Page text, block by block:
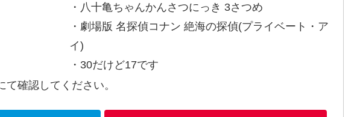
・八十亀ちゃんかんさつにっき 3さつめ
・劇場版 名探偵コナン 絶海の探偵(プライベート・ア
イ)
・30だけど17です
確認してください。